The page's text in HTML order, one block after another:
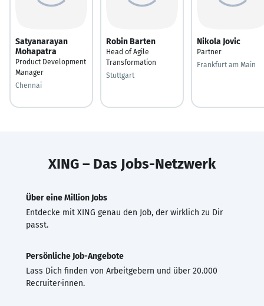
Satyanarayan
Mohapatra
Product Development
Manager
Chennai
Robin Barten
Head of Agile
Transformation
Stuttgart
Nikola Jovic
Partner
Frankfurt am Main
XING – Das Jobs-Netzwerk
Über eine Million Jobs
Entdecke mit XING genau den Job, der wirklich zu Dir
passt.
Persönliche Job-Angebote
Lass Dich finden von Arbeitgebern und über 20.000
Recruiter·innen.